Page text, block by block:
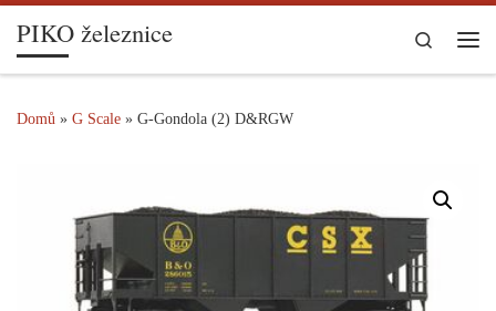
Skip to content
PIKO železnice
Search
Domů » G Scale » G-Gondola (2) D&RGW